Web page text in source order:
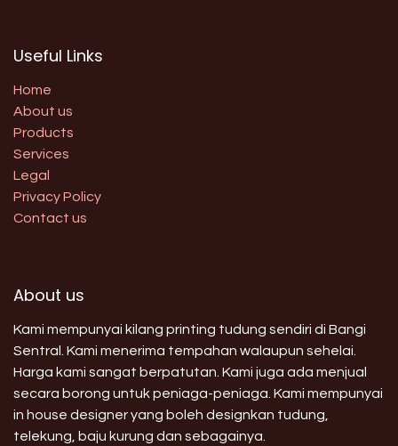
Useful Links
Home
About us
Products
Services
Legal
Privacy Policy
Contact us
About us
Kami mempunyai kilang printing tudung sendiri di Bangi
Sentral. Kami menerima tempahan walaupun sehelai.
Harga kami sangat berpatutan. Kami juga ada menjual
secara borong untuk peniaga-peniaga. Kami mempunyai
in house designer yang boleh designkan tudung,
telekung, baju kurung dan sebagainya.